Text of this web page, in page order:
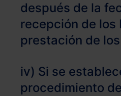
después de la
recepción de los
prestación de
iv) Si se
procedimiento